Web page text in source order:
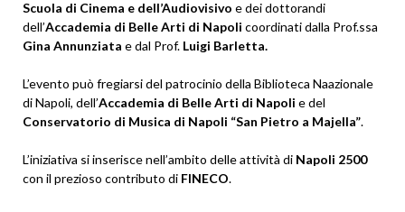
Scuola di Cinema e dell’Audiovisivo e dei dottorandi
dell’Accademia di Belle Arti di Napoli coordinati dalla Prof.ssa
Gina Annunziata e dal Prof. Luigi Barletta.
L’evento può fregiarsi del patrocinio della Biblioteca Naazionale
di Napoli, dell’Accademia di Belle Arti di Napoli e del
Conservatorio di Musica di Napoli “San Pietro a Majella”.
L’iniziativa si inserisce nell’ambito delle attività di Napoli 2500
con il prezioso contributo di FINECO.